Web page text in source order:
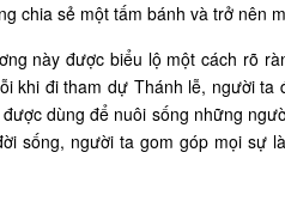
chia sẻ một tấm bánh và trở nên
này được biểu lộ một cách rõ
khi đi tham dự Thánh lễ, người
dùng để nuôi sống những
sống, người ta gom góp mọi sự